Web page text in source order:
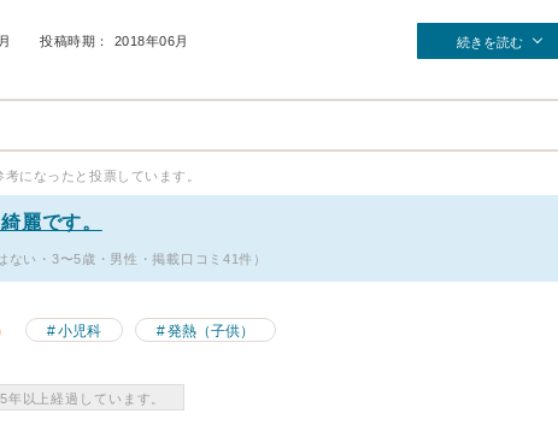
投稿時期： 2018年06月 続きを読む
になったと投票しています。
麗です。
い・3〜5歳・男性・掲載口コミ41件）
小児科 発熱（子供）
年以上経過しています。